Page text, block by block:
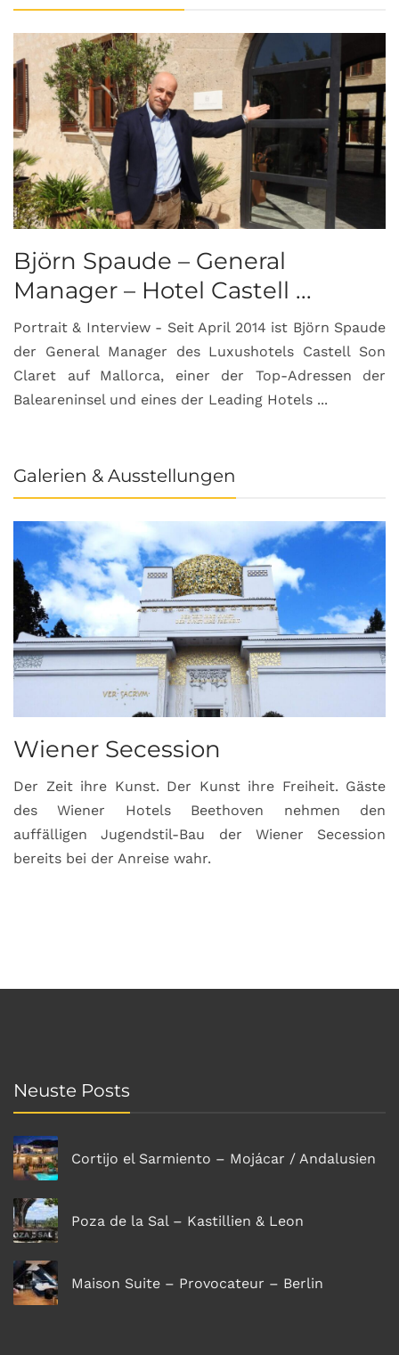
Björn Spaude – General
Manager – Hotel Castell ...
Portrait & Interview - Seit April 2014 ist Björn Spaude
der General Manager des Luxushotels Castell Son
Claret auf Mallorca, einer der Top-Adressen der
Baleareninsel und eines der Leading Hotels ...
Galerien & Ausstellungen
Wiener Secession
Der Zeit ihre Kunst. Der Kunst ihre Freiheit. Gäste
des Wiener Hotels Beethoven nehmen den
auffälligen Jugendstil-Bau der Wiener Secession
bereits bei der Anreise wahr.
Neuste Posts
Cortijo el Sarmiento – Mojácar / Andalusien
Poza de la Sal – Kastillien & Leon
Maison Suite – Provocateur – Berlin